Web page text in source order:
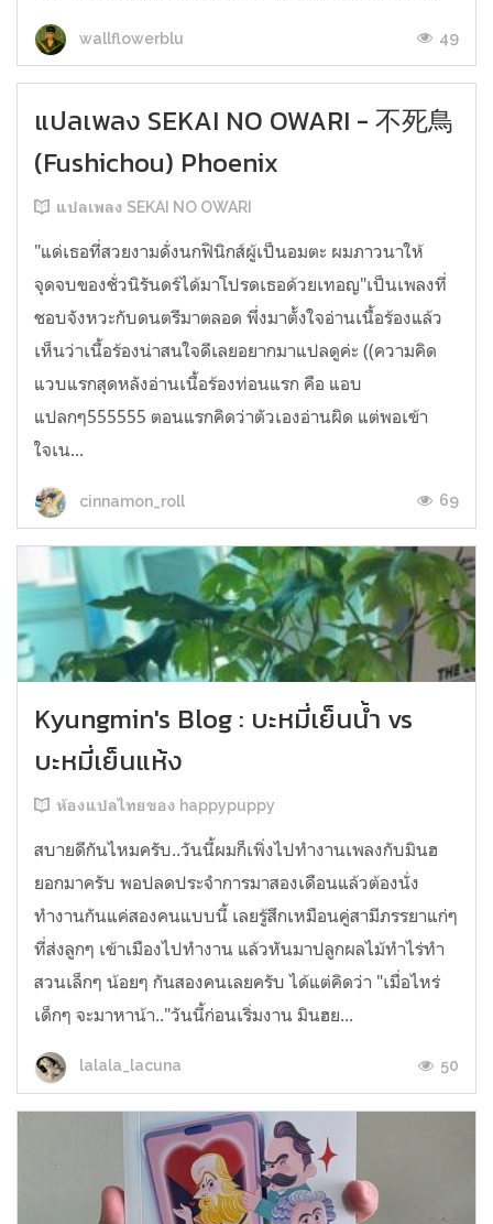
wallflowerblu 49
แปลเพลง SEKAI NO OWARI - 不死鳥
(Fushichou) Phoenix
แปลเพลง SEKAI NO OWARI
"แด่เธอที่สวยงามดั่งนกฟินิกส์ผู้เป็นอมตะ ผมภาวนาให้
จุดจบของชั่วนิรันดร์ได้มาโปรดเธอด้วยเทอญ"เป็นเพลงที่
ชอบจังหวะกับดนตรีมาตลอด พึ่งมาตั้งใจอ่านเนื้อร้องแล้ว
เห็นว่าเนื้อร้องน่าสนใจดีเลยอยากมาแปลดูค่ะ ((ความคิด
แวบแรกสุดหลังอ่านเนื้อร้องท่อนแรก คือ แอบ
แปลกๆ555555 ตอนแรกคิดว่าตัวเองอ่านผิด แต่พอเข้า
ใจเน...
cinnamon_roll 69
Kyungmin's Blog : บะหมี่เย็นน้ำ vs
บะหมี่เย็นแห้ง
ห้องแปลไทยของ happypuppy
สบายดีกันไหมครับ..วันนี้ผมก็เพิ่งไปทำงานเพลงกับมินฮ
ยอกมาครับ พอปลดประจำการมาสองเดือนแล้วต้องนั่ง
ทำงานกันแค่สองคนแบบนี้ เลยรู้สึกเหมือนคู่สามีภรรยาแก่ๆ
ที่ส่งลูกๆ เข้าเมืองไปทำงาน แล้วหันมาปลูกผลไม้ทำไร่ทำ
สวนเล็กๆ น้อยๆ กันสองคนเลยครับ ได้แต่คิดว่า "เมื่อไหร่
เด็กๆ จะมาหาน้า.."วันนี้ก่อนเริ่มงาน มินฮย...
lalala_lacuna 50